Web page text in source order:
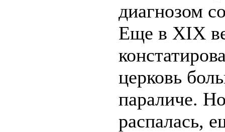
диагнозом
Еще в XIX
церковь
параличе.
распалась,